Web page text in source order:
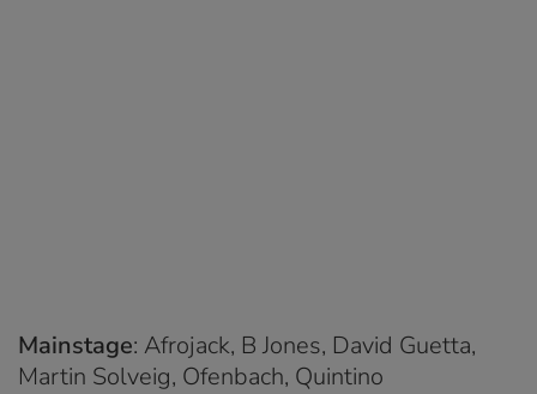
Mainstage: Afrojack, B Jones, David Guetta,
Martin Solveig, Ofenbach, Quintino